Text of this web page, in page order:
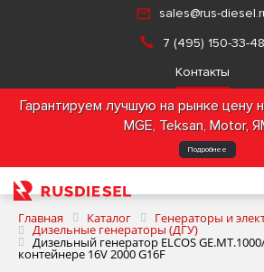
sales@rus-
7 (495) 150-33-48
Контакты
Гарантируем лучшую на рынке цену
MGE, Teksan, Motor,
Подробнее
Главная Каталог Генераторы и
Дизельные генераторы (ДГУ)
Дизельный генератор ELCOS
контейнере 16V 2000 G16F